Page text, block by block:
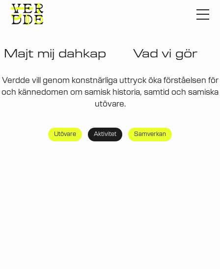
Majt mij dahkap Vad vi gör
Verdde vill genom konstnärliga uttryck öka förståelsen för
och kännedomen om samisk historia, samtid och samiska
utövare.
Utövare Aktivitet Samverkan